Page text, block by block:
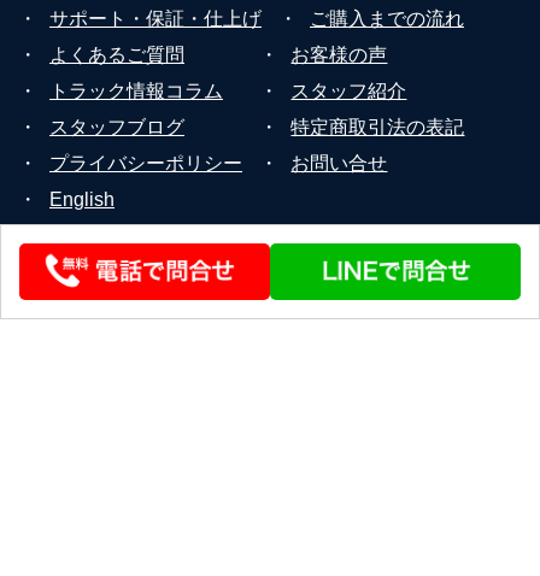
・
サポート・保証・仕上げ ・
ご購入までの流れ
・
よくあるご質問 ・
お客様の声
・
トラック情報コラム ・
スタッフ紹介
・
スタッフブログ ・
特定商取引法の表記
・
プライバシーポリシー ・
お問い合せ
・
English
© 2026 STEERLINK Co.,Ltd